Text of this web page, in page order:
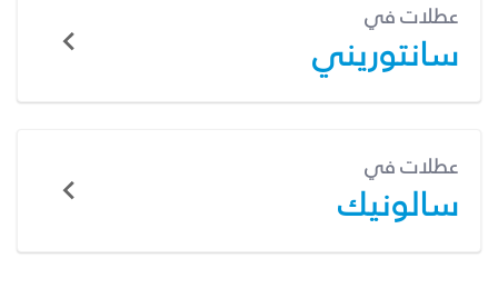
عطلات في
سانتوريني
عطلات في
سالونيك